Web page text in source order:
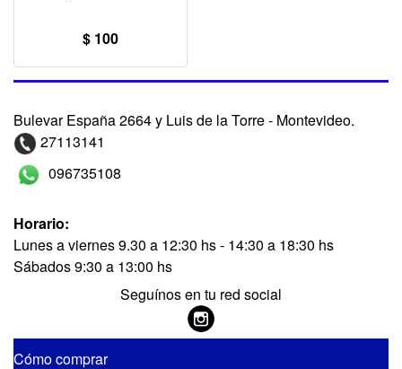
$ 100
Bulevar España 2664 y Luis de la Torre - Montevideo.
27113141
096735108
Horario:
Lunes a viernes 9.30 a 12:30 hs - 14:30 a 18:30 hs
Sábados 9:30 a 13:00 hs
Seguínos en tu red social
Cómo comprar